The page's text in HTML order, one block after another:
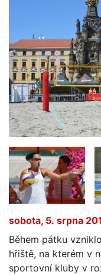
sobota, 5. srpna
Během pátku
hřiště, na kterém v
sportovní kluby v